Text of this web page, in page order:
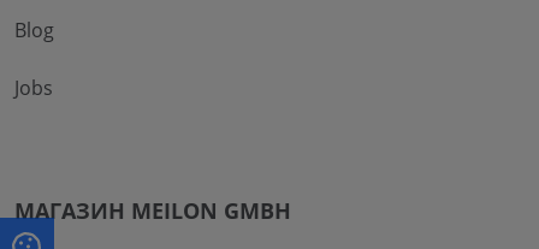
Blog
Jobs
МАГАЗИН MEILON GMBH